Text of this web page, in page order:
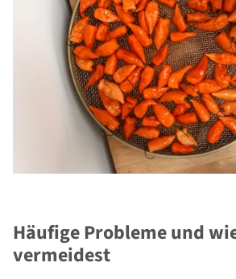
Häufige Probleme und
vermeidest